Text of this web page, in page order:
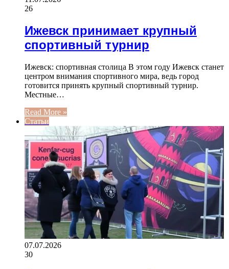
26
Ижевск принимает крупный
спортивный турнир
Ижевск: спортивная столица В этом году Ижевск станет
центром внимания спортивного мира, ведь город
готовится принять крупный спортивный турнир.
Местные…
Read More »
Статьи
07.07.2026
30